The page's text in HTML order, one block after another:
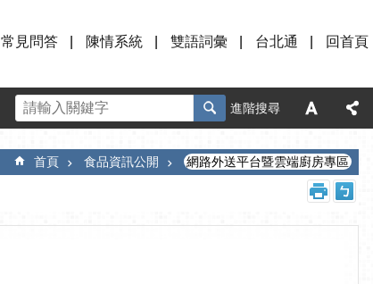
常見問答 陳情系統 雙語詞彙 台北通 回首頁
進階搜尋
首頁 食品資訊公開 網路外送平台暨雲端廚房專區